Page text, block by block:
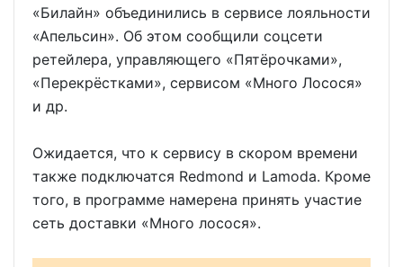
«Билайн» объединились в сервисе лояльности
«Апельсин». Об этом сообщили соцсети
ретейлера, управляющего «Пятёрочками»,
«Перекрёстками», сервисом «Много Лосося»
и др.
Ожидается, что к сервису в скором времени
также подключатся Redmond и Lamoda. Кроме
того, в программе намерена принять участие
сеть доставки «Много лосося».